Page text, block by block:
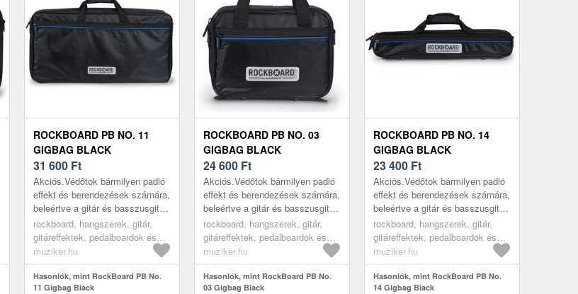
ROCKBOARD PB NO. 11
GIGBAG BLACK
31 600 Ft
Akciós.Védőtok bármilyen padló
effekt és berendezések számára,
beleértve a gitár és basszusgitár
multieffekt pedálokat és
modulációs erősítőket vagy a
Loo...
rockboard, hangszerek, gitár,
gitáreffektek, pedalboardok és
effekt tokok, black
muziker.hu
Hasonlók, mint RockBoard PB No.
11 Gigbag Black
ROCKBOARD PB NO. 03
GIGBAG BLACK
24 600 Ft
Akciós.Védőtok bármilyen padló
effekt és berendezések számára,
beleértve a gitár és basszusgitár
multieffekt pedálokat és
modulációs erősítőket vagy a
Loo...
rockboard, hangszerek, gitár,
gitáreffektek, pedalboardok és
effekt tokok, black
muziker.hu
Hasonlók, mint RockBoard PB No.
03 Gigbag Black
ROCKBOARD PB NO. 14
GIGBAG BLACK
23 400 Ft
Akciós.Védőtok bármilyen padló
effekt és berendezések számára,
beleértve a gitár és basszusgitár
multieffekt pedálokat és
modulációs erősítőket vagy a
Loo...
rockboard, hangszerek, gitár,
gitáreffektek, pedalboardok és
effekt tokok, black
muziker.hu
Hasonlók, mint RockBoard PB No.
14 Gigbag Black